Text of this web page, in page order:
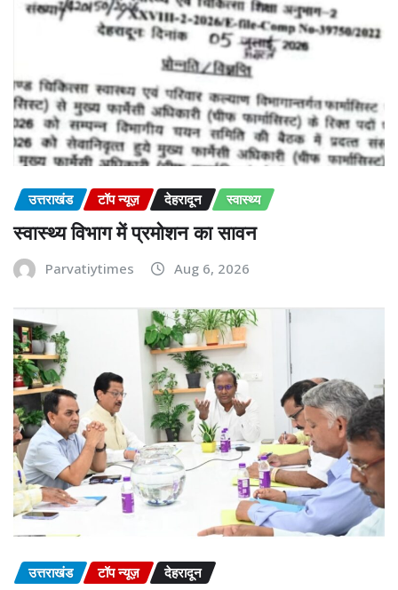
उत्तराखंड टॉप न्यूज़ देहरादून स्वास्थ्य
स्वास्थ्य विभाग में प्रमोशन का सावन
Parvatiytimes Aug 6, 2026
उत्तराखंड टॉप न्यूज़ देहरादून